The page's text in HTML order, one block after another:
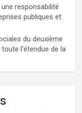
responsabilité
publiques et
du deuxième
l’étendue de la